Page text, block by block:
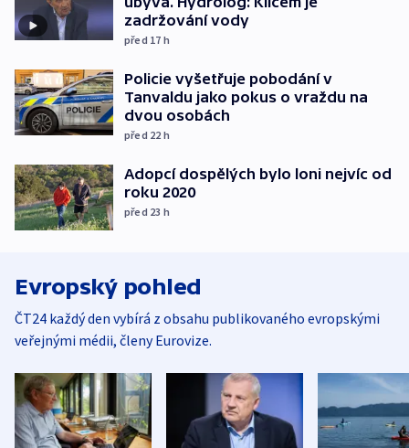
zadržování vody
před 17 h
Policie vyšetřuje pobodání v
Tanvaldu jako pokus o vraždu na
dvou osobách
před 22 h
Adopcí dospělých bylo loni nejvíc od
roku 2020
před 23 h
Evropský pohled
ČT24 každý den vybírá z obsahu publikovaného evropskými
veřejnými médii, členy Eurovize.